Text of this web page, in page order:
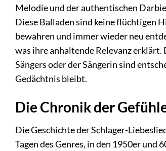
Melodie und der authentischen
Diese Balladen sind keine flüchtigen
bewahren und immer wieder neu
was ihre anhaltende Relevanz
Sängers oder der Sängerin sind
Gedächtnis bleibt.
Die Chronik der
Die Geschichte der Schlager-
Tagen des Genres, in den 1950er